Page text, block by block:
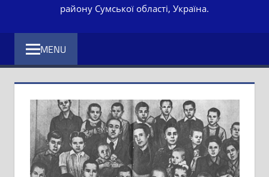
району Сумської області, Україна.
MENU